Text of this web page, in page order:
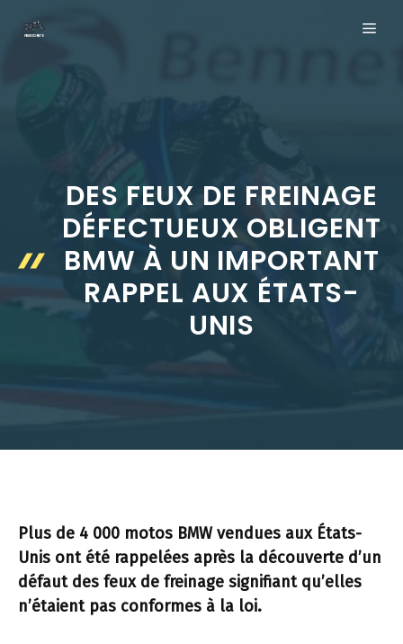
DES FEUX DE FREINAGE
DÉFECTUEUX OBLIGENT
BMW À UN IMPORTANT
RAPPEL AUX ÉTATS-
UNIS
Plus de 4 000 motos BMW vendues aux États-
Unis ont été rappelées après la découverte d’un
défaut des feux de freinage signifiant qu’elles
n’étaient pas conformes à la loi.